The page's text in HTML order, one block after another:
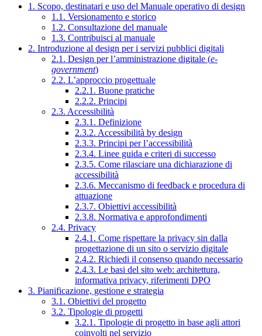
1. Scopo, destinatari e uso del Manuale operativo di design
1.1. Versionamento e storico
1.2. Consultazione del manuale
1.3. Contribuisci al manuale
2. Introduzione al design per i servizi pubblici digitali
2.1. Design per l’amministrazione digitale (e-
government)
2.2. L’approccio progettuale
2.2.1. Buone pratiche
2.2.2. Principi
2.3. Accessibilità
2.3.1. Definizione
2.3.2. Accessibilità by design
2.3.3. Principi per l’accessibilità
2.3.4. Linee guida e criteri di successo
2.3.5. Come rilasciare una dichiarazione di
accessibilità
2.3.6. Meccanismo di feedback e procedura di
attuazione
2.3.7. Obiettivi accessibilità
2.3.8. Normativa e approfondimenti
2.4. Privacy
2.4.1. Come rispettare la privacy sin dalla
progettazione di un sito o servizio digitale
2.4.2. Richiedi il consenso quando necessario
2.4.3. Le basi del sito web: architettura,
informativa privacy, riferimenti DPO
3. Pianificazione, gestione e strategia
3.1. Obiettivi del progetto
3.2. Tipologie di progetti
3.2.1. Tipologie di progetto in base agli attori
coinvolti nel servizio